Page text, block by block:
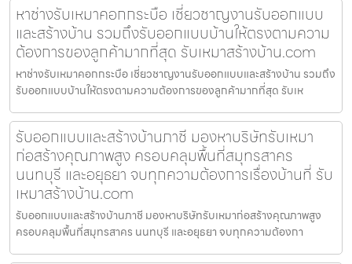
หาช่างรับเหมาคอกกระบือ เชี่ยวชาญงานรับออกแบบ
และสร้างบ้าน รวมถึงรับออกแบบบ้านให้ตรงตามความ
ต้องการของลูกค้ามากที่สุด รับเหมาสร้างบ้าน.com
หาช่างรับเหมาคอกกระบือ เชี่ยวชาญงานรับออกแบบและสร้างบ้าน รวมถึง
รับออกแบบบ้านให้ตรงตามความต้องการของลูกค้ามากที่สุด รับเห
รับออกแบบและสร้างบ้านภาชี มองหาบริษัทรับเหมา
ก่อสร้างคุณภาพสูง ครอบคลุมพื้นที่สมุทรสาคร
นนทบุรี และอยุธยา จบทุกความต้องการเรื่องบ้านที่ รับ
เหมาสร้างบ้าน.com
รับออกแบบและสร้างบ้านภาชี มองหาบริษัทรับเหมาก่อสร้างคุณภาพสูง
ครอบคลุมพื้นที่สมุทรสาคร นนทบุรี และอยุธยา จบทุกความต้องกา